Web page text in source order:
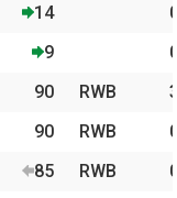
14
9
90 RWB
90 RWB
85 RWB